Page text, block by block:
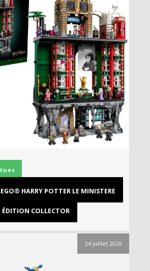
HARRY POTTER LE MINISTERE
COLLECTOR
24 juillet 2026